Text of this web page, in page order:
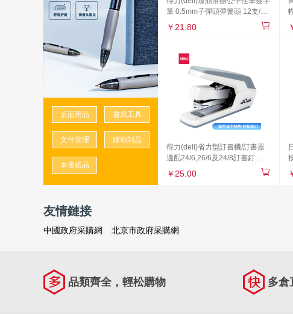
桌面用品 書寫工具
文件管理 膠粘制品
本冊紙品
筆 0.5mm子彈頭彈簧頭 12支/盒
9黑2紅1藍 33698
￥21.80
得力(deli)省力型訂書機/訂書器
適配24/6,26/6及24/8訂書釘 辦
￥25.00
友情鏈接
中國政府采購網 北京市政府采購網
品類齊全，輕松購物 多倉